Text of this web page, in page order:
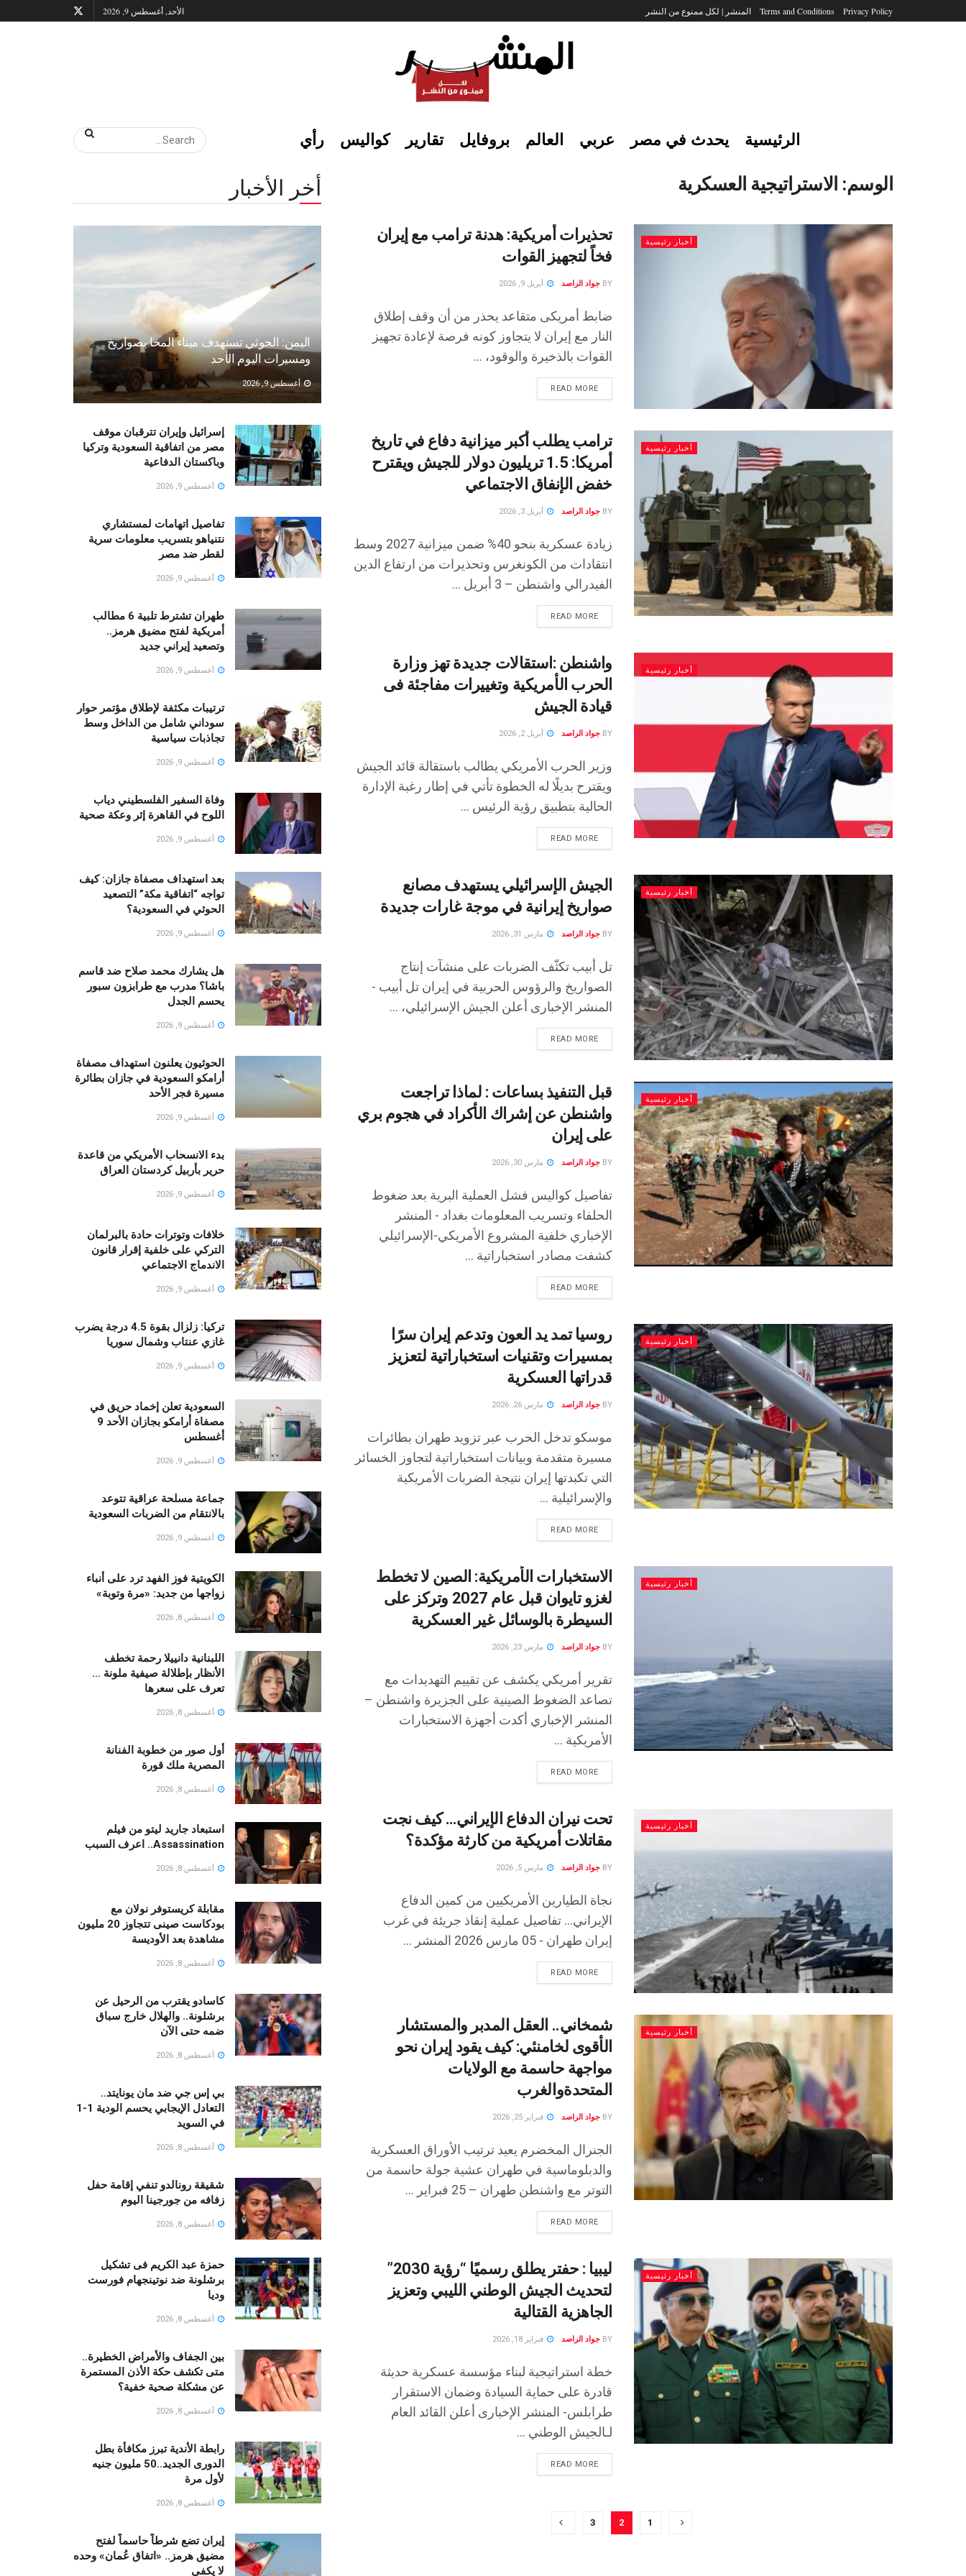
Privacy Policy
Terms and Conditions المنشر | لكل ممنوع من النشر الأحد, أغسطس 9, 2026
الرئيسية يحدث في مصر عربي العالم بروفايل تقارير كواليس رأي
الوسم: الاستراتيجية العسكرية
أخبار رئيسية
تحذيرات أمريكية: هدنة ترامب مع إيران
فخاً لتجهيز القوات
BY جواد الراصد أبريل 9, 2026
ضابط أمريكى متقاعد يحذر من أن وقف إطلاق
النار مع إيران لا يتجاوز كونه فرصة لإعادة تجهيز
القوات بالذخيرة والوقود، ...
READ MORE
أخبار رئيسية
ترامب يطلب أكبر ميزانية دفاع في تاريخ
أمريكا: 1.5 تريليون دولار للجيش ويقترح
خفض الإنفاق الاجتماعي
BY جواد الراصد أبريل 3, 2026
زيادة عسكرية بنحو 40% ضمن ميزانية 2027 وسط
انتقادات من الكونغرس وتحذيرات من ارتفاع الدين
الفيدرالي واشنطن – 3 أبريل ...
READ MORE
أخبار رئيسية
واشنطن :استقالات جديدة تهز وزارة
الحرب الأمريكية وتغييرات مفاجئة فى
قيادة الجيش
BY جواد الراصد أبريل 2, 2026
وزير الحرب الأمريكي يطالب باستقالة قائد الجيش
ويقترح بديلًا له الخطوة تأتي في إطار رغبة الإدارة
الحالية بتطبيق رؤية الرئيس ...
READ MORE
أخبار رئيسية
الجيش الإسرائيلي يستهدف مصانع
صواريخ إيرانية في موجة غارات جديدة
BY جواد الراصد مارس 31, 2026
تل أبيب تكثّف الضربات على منشآت إنتاج
الصواريخ والرؤوس الحربية في إيران تل أبيب -
المنشر الإخبارى أعلن الجيش الإسرائيلي، ...
READ MORE
أخبار رئيسية
قبل التنفيذ بساعات : لماذا تراجعت
واشنطن عن إشراك الأكراد في هجوم بري
على إيران
BY جواد الراصد مارس 30, 2026
تفاصيل كواليس فشل العملية البرية بعد ضغوط
الحلفاء وتسريب المعلومات بغداد - المنشر
الإخباري خلفية المشروع الأمريكي-الإسرائيلي
كشفت مصادر استخباراتية ...
READ MORE
أخبار رئيسية
روسيا تمد يد العون وتدعم إيران سرًا
بمسيرات وتقنيات استخباراتية لتعزيز
قدراتها العسكرية
BY جواد الراصد مارس 26, 2026
موسكو تدخل الحرب عبر تزويد طهران بطائرات
مسيرة متقدمة وبيانات استخباراتية لتجاوز الخسائر
التي تكبدتها إيران نتيجة الضربات الأمريكية
والإسرائيلية ...
READ MORE
أخبار رئيسية
الاستخبارات الأمريكية: الصين لا تخطط
لغزو تايوان قبل عام 2027 وتركز على
السيطرة بالوسائل غير العسكرية
BY جواد الراصد مارس 23, 2026
تقرير أمريكي يكشف عن تقييم التهديدات مع
تصاعد الضغوط الصينية على الجزيرة واشنطن –
المنشر الإخباري أكدت أجهزة الاستخبارات
الأمريكية ...
READ MORE
أخبار رئيسية
تحت نيران الدفاع الإيراني… كيف نجت
مقاتلات أمريكية من كارثة مؤكدة؟
BY جواد الراصد مارس 5, 2026
نجاة الطيارين الأمريكيين من كمين الدفاع
الإيراني… تفاصيل عملية إنقاذ جريئة في غرب
إيران طهران - 05 مارس 2026 المنشر ...
READ MORE
أخبار رئيسية
شمخاني.. العقل المدبر والمستشار
الأقوى لخامنئي: كيف يقود إيران نحو
مواجهة حاسمة مع الولايات
المتحدةوالغرب
BY جواد الراصد فبراير 25, 2026
الجنرال المخضرم يعيد ترتيب الأوراق العسكرية
والدبلوماسية في طهران عشية جولة حاسمة من
التوتر مع واشنطن طهران – 25 فبراير ...
READ MORE
أخبار رئيسية
ليبيا : حفتر يطلق رسميًا “رؤية 2030”
لتحديث الجيش الوطني الليبي وتعزيز
الجاهزية القتالية
BY جواد الراصد فبراير 18, 2026
خطة استراتيجية لبناء مؤسسة عسكرية حديثة
قادرة على حماية السيادة وضمان الاستقرار
طرابلس- المنشر الإخبارى أعلن القائد العام
لـالجيش الوطني ...
READ MORE
1
2
3
أخر الأخبار
اليمن: الحوثي تستهدف ميناء المخا بصواريخ
ومسيرات اليوم الأحد
أغسطس 9, 2026
إسرائيل وإيران تترقبان موقف
مصر من اتفاقية السعودية وتركيا
وباكستان الدفاعية
أغسطس 9, 2026
تفاصيل اتهامات لمستشاري
نتنياهو بتسريب معلومات سرية
لقطر ضد مصر
أغسطس 9, 2026
طهران تشترط تلبية 6 مطالب
أمريكية لفتح مضيق هرمز..
وتصعيد إيراني جديد
أغسطس 9, 2026
ترتيبات مكثفة لإطلاق مؤتمر حوار
سوداني شامل من الداخل وسط
تجاذبات سياسية
أغسطس 9, 2026
وفاة السفير الفلسطيني دياب
اللوح في القاهرة إثر وعكة صحية
أغسطس 9, 2026
بعد استهداف مصفاة جازان: كيف
تواجه “اتفاقية مكة” التصعيد
الحوثي في السعودية؟
أغسطس 9, 2026
هل يشارك محمد صلاح ضد قاسم
باشا؟ مدرب مع طرابزون سبور
يحسم الجدل
أغسطس 9, 2026
الحوثيون يعلنون استهداف مصفاة
أرامكو السعودية في جازان بطائرة
مسيرة فجر الأحد
أغسطس 9, 2026
بدء الانسحاب الأمريكي من قاعدة
حرير بأربيل كردستان العراق
أغسطس 9, 2026
خلافات وتوترات حادة بالبرلمان
التركي على خلفية إقرار قانون
الاندماج الاجتماعي
أغسطس 9, 2026
تركيا: زلزال بقوة 4.5 درجة يضرب
غازي عنتاب وشمال سوريا
أغسطس 9, 2026
السعودية تعلن إخماد حريق في
مصفاة أرامكو بجازان الأحد 9
أغسطس
أغسطس 9, 2026
جماعة مسلحة عراقية تتوعد
بالانتقام من الضربات السعودية
أغسطس 9, 2026
الكويتية فوز الفهد ترد على أنباء
زواجها من جديد: «مرة وتوبة» ‏
أغسطس 8, 2026
اللبنانية دانييلا رحمة تخطف
الأنظار بإطلالة صيفية ملونة …
تعرف على سعرها
أغسطس 8, 2026
أول صور من خطوبة الفنانة
المصرية ملك قورة
أغسطس 8, 2026
استبعاد جاريد ليتو من فيلم
Assassination.. اعرف السبب
أغسطس 8, 2026
مقابلة كريستوفر نولان مع
بودكاست صينى تتجاوز 20 مليون
مشاهدة بعد الأوديسة
أغسطس 8, 2026
كاسادو يقترب من الرحيل عن
برشلونة.. والهلال خارج سباق
ضمه حتى الآن
أغسطس 8, 2026
بي إس جي ضد مان يونايتد..
التعادل الإيجابي يحسم الودية 1-1
في السويد
أغسطس 8, 2026
شقيقة رونالدو تنفي إقامة حفل
زفافه من جورجينا اليوم
أغسطس 8, 2026
حمزة عبد الكريم فى تشكيل
برشلونة ضد نوتينجهام فورست
وديا
أغسطس 8, 2026
بين الجفاف والأمراض الخطيرة..
متى تكشف حكة الأذن المستمرة
عن مشكلة صحية خفية؟
أغسطس 8, 2026
رابطة الأندية تبرز مكافأة بطل
الدورى الجديد..50 مليون جنيه
لأول مرة
أغسطس 8, 2026
إيران تضع شرطاً حاسماً لفتح
مضيق هرمز.. «اتفاق عُمان» وحده
لا يكفي